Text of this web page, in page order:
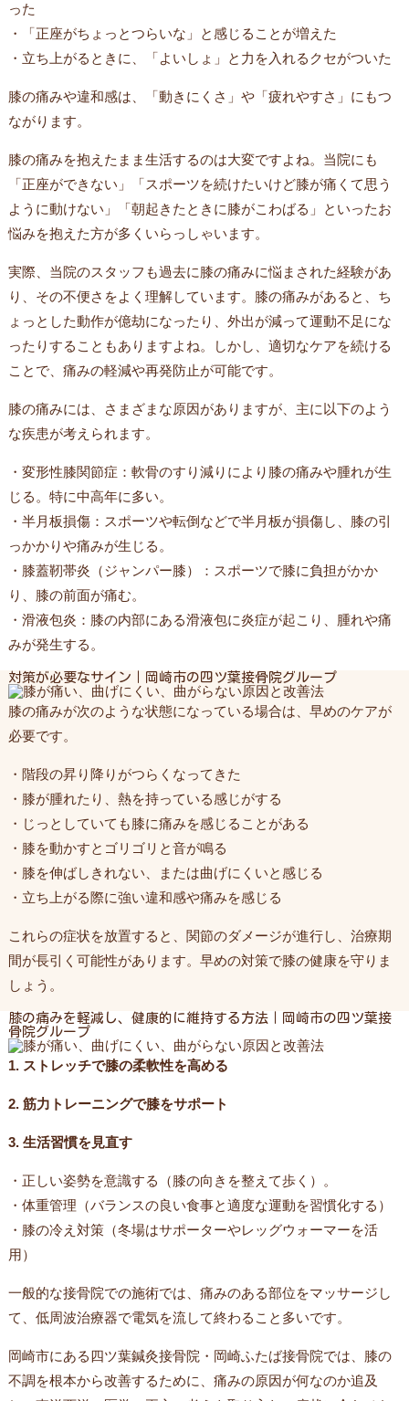
った
・「正座がちょっとつらいな」と感じることが増えた
・立ち上がるときに、「よいしょ」と力を入れるクセがついた
膝の痛みや違和感は、「動きにくさ」や「疲れやすさ」にもつ
ながります。
膝の痛みを抱えたまま生活するのは大変ですよね。当院にも
「正座ができない」「スポーツを続けたいけど膝が痛くて思う
ように動けない」「朝起きたときに膝がこわばる」といったお
悩みを抱えた方が多くいらっしゃいます。
実際、当院のスタッフも過去に膝の痛みに悩まされた経験があ
り、その不便さをよく理解しています。膝の痛みがあると、ち
ょっとした動作が億劫になったり、外出が減って運動不足にな
ったりすることもありますよね。しかし、適切なケアを続ける
ことで、痛みの軽減や再発防止が可能です。
膝の痛みには、さまざまな原因がありますが、主に以下のよう
な疾患が考えられます。
・変形性膝関節症：軟骨のすり減りにより膝の痛みや腫れが生
じる。特に中高年に多い。
・半月板損傷：スポーツや転倒などで半月板が損傷し、膝の引
っかかりや痛みが生じる。
・膝蓋靭帯炎（ジャンパー膝）：スポーツで膝に負担がかか
り、膝の前面が痛む。
・滑液包炎：膝の内部にある滑液包に炎症が起こり、腫れや痛
みが発生する。
対策が必要なサイン｜岡崎市の四ツ葉接骨院グループ
膝の痛みが次のような状態になっている場合は、早めのケアが
必要です。
・階段の昇り降りがつらくなってきた
・膝が腫れたり、熱を持っている感じがする
・じっとしていても膝に痛みを感じることがある
・膝を動かすとゴリゴリと音が鳴る
・膝を伸ばしきれない、または曲げにくいと感じる
・立ち上がる際に強い違和感や痛みを感じる
これらの症状を放置すると、関節のダメージが進行し、治療期
間が長引く可能性があります。早めの対策で膝の健康を守りま
しょう。
膝の痛みを軽減し、健康的に維持する方法｜岡崎市の四ツ葉接
骨院グループ
1. ストレッチで膝の柔軟性を高める
2. 筋力トレーニングで膝をサポート
3. 生活習慣を見直す
・正しい姿勢を意識する（膝の向きを整えて歩く）。
・体重管理（バランスの良い食事と適度な運動を習慣化する）
・膝の冷え対策（冬場はサポーターやレッグウォーマーを活
用）
一般的な接骨院での施術では、痛みのある部位をマッサージし
て、低周波治療器で電気を流して終わること多いです。
岡崎市にある四ツ葉鍼灸接骨院・岡崎ふたば接骨院では、膝の
不調を根本から改善するために、痛みの原因が何なのか追及